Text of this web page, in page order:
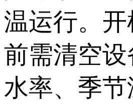
温运行。
前需清空
水率、季